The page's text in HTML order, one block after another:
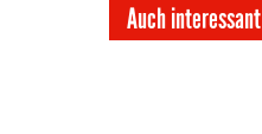
Auch interessant